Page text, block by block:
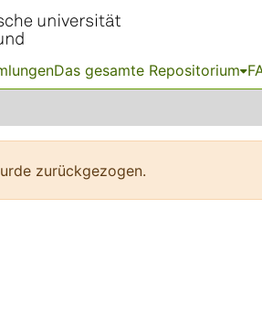
Das gesamte Repositorium
zurückgezogen.